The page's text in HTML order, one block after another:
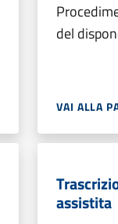
del
VAI ALLA
assistita